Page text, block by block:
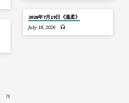
2026年7月19日《溫柔》
July 18, 2026
78